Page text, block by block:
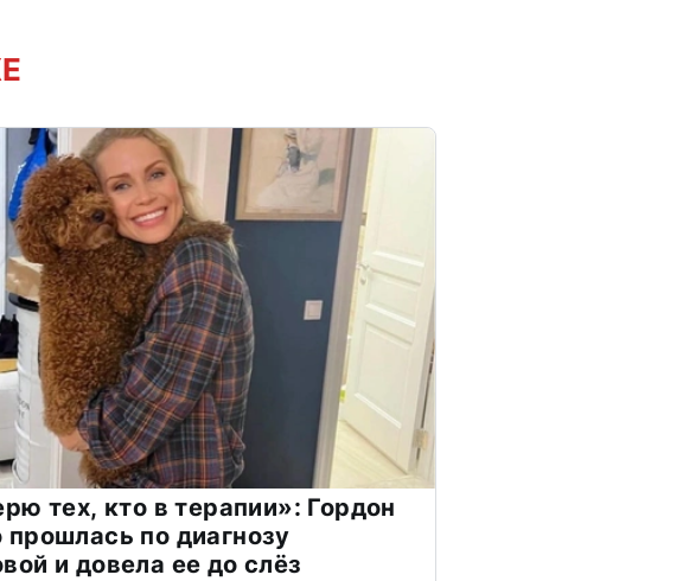
тех, кто в терапии»: Гордон
по диагнозу
и довела ее до слёз